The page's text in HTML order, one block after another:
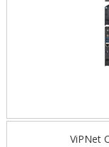
ViPNet